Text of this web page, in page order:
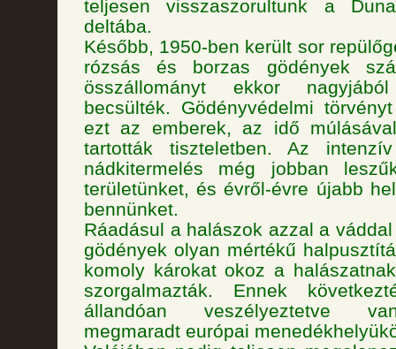
teljesen visszaszorultunk a
deltába.
Később, 1950-ben került sor
rózsás és borzas gödények
összállományt ekkor
becsülték. Gödényvédelmi
ezt az emberek, az idő
tartották tiszteletben. Az
nádkitermelés még jobban
területünket, és évről-évre újabb
bennünket.
Ráadásul a halászok azzal a
gödények olyan mértékű
komoly károkat okoz a
szorgalmazták. Ennek
állandóan veszélyeztetve
megmaradt európai